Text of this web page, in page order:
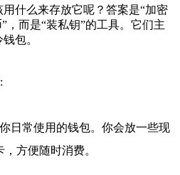
什么来存放它呢？答案是“加密
，而是“装私钥”的工具。它们主
包。
:
日常使用的钱包。你会放一些现
方便随时消费。